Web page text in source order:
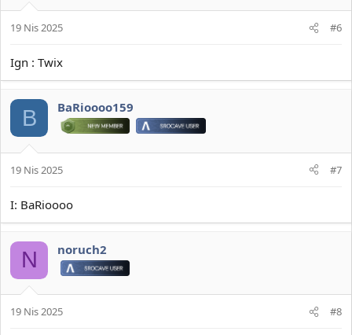
19 Nis 2025 #6
Ign : Twix
B BaRioooo159
19 Nis 2025 #7
I: BaRioooo
N noruch2
19 Nis 2025 #8